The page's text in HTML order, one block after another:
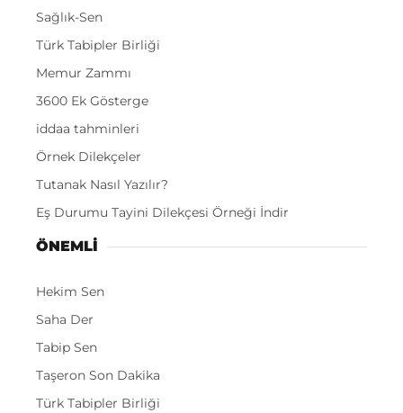
Sağlık-Sen
Türk Tabipler Birliği
Memur Zammı
3600 Ek Gösterge
iddaa tahminleri
Örnek Dilekçeler
Tutanak Nasıl Yazılır?
Eş Durumu Tayini Dilekçesi Örneği İndir
ÖNEMLI
Hekim Sen
Saha Der
Tabip Sen
Taşeron Son Dakika
Türk Tabipler Birliği